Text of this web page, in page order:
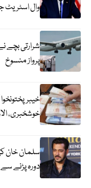
وال اسٹریٹ
شرارتی بچے
پرواز منسوخ
خوشخبری،
سلمان خان
دورہ پڑنے